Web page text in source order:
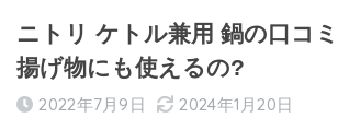
ニトリ ケトル兼用 鍋の口コ
揚げ物にも使えるの?
2022年7月9日 2024年1月20日